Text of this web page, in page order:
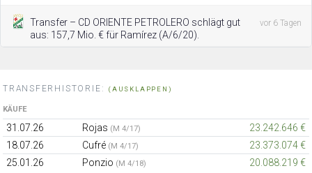
Transfer – CD ORIENTE PETROLERO schlägt gut
aus: 157,7 Mio. € für Ramírez (A/6/20).
vor 6 Tagen
TRANSFERHISTORIE: (AUSKLAPPEN)
KÄUFE
31.07.26 Rojas (M 4/17)
23.242.646 €
18.07.26
Cufré (M 4/17)
23.373.074 €
25.01.26
Ponzio (M 4/18) 20.088.219 €